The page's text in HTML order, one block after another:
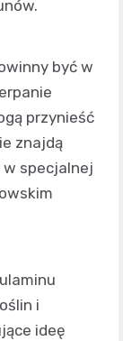
być w
przynieść
znajdą
w specjalnej
i
ideę